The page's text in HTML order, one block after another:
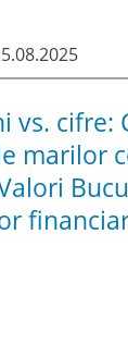
vs. cifre:
marilor